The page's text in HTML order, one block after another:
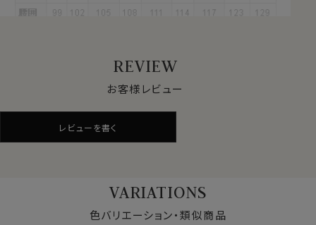
●ロイヤルオックスフォード
シャツ生地として人気のオックスフォード生地。
でシルクのような滑らかな肌ざわり。
さらに光沢感が一番あり、フォーマル感や高級感を演出
REVIEW
お客様レビュー
レビューを書く
VARIATIONS
色バリエーション・類似商品